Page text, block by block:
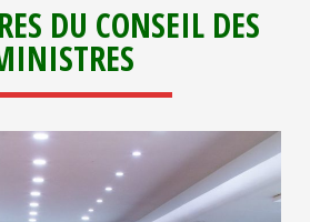
DU CONSEIL DES